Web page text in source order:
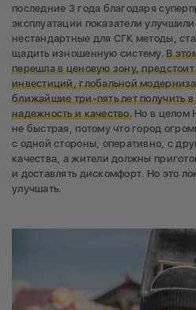
последние 3 года благодаря
эксплуатации показатели
нестандартные для СГК методы,
щадить изношенную систему.В
перешла в ценовую зону,
инвестиций, глобальной
ближайшие три-пять лет получить
надежность и качество.Но в целом
не быстрая, потому что город
с одной стороны, оперативно, с
качества, а жители должны
и доставлять дискомфорт. Но это
улучшать.